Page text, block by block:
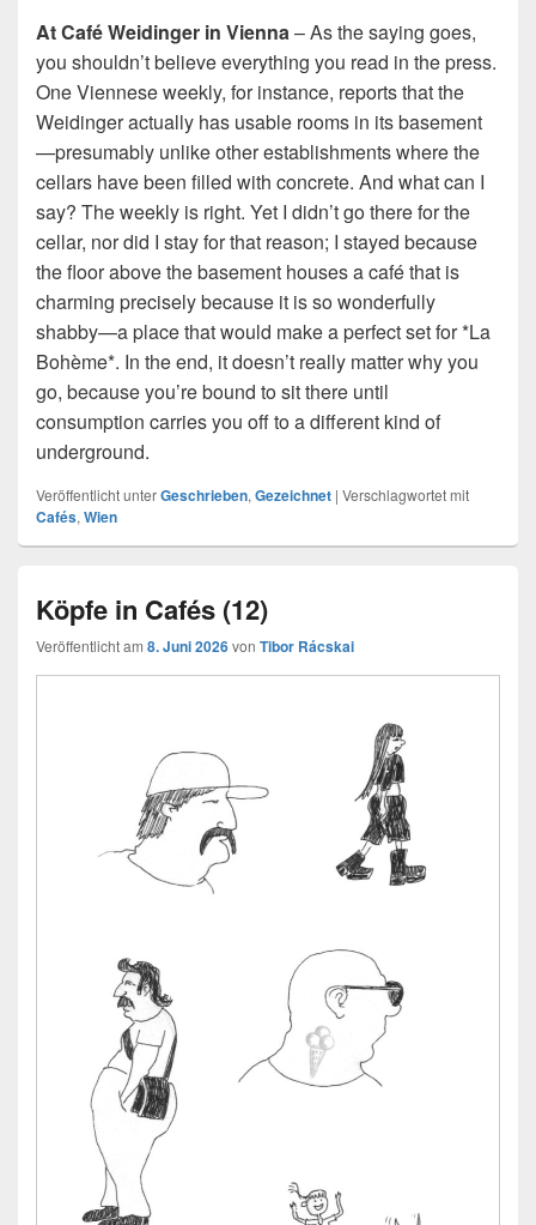
At Café Weidinger in Vienna– As the saying goes,
you shouldn’t believe everything you read in the press.
One Viennese weekly, for instance, reports that the
Weidinger actually has usable rooms in its basement
—presumably unlike other establishments where the
cellars have been filled with concrete. And what can I
say? The weekly is right. Yet I didn’t go there for the
cellar, nor did I stay for that reason; I stayed because
the floor above the basement houses a café that is
charming precisely because it is so wonderfully
shabby—a place that would make a perfect set for *La
Bohème*. In the end, it doesn’t really matter why you
go, because you’re bound to sit there until
consumption carries you off to a different kind of
underground.
Veröffentlicht unterGeschrieben, Gezeichnet | Verschlagwortet mit
Cafés, Wien
Köpfe in Cafés (12)
Veröffentlicht am 8. Juni 2026von Tibor Rácskai